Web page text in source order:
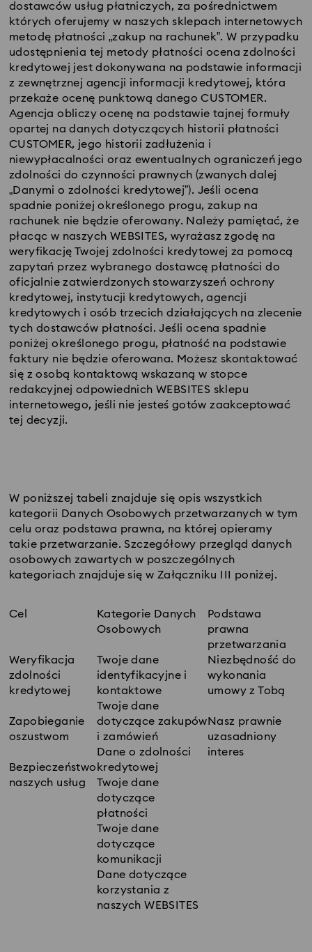
dostawców usług płatniczych, za pośrednictwem
których oferujemy w naszych sklepach internetowych
metodę płatności „zakup na rachunek”. W przypadku
udostępnienia tej metody płatności ocena zdolności
kredytowej jest dokonywana na podstawie informacji
z zewnętrznej agencji informacji kredytowej, która
przekaże ocenę punktową danego CUSTOMER.
Agencja obliczy ocenę na podstawie tajnej formuły
opartej na danych dotyczących historii płatności
CUSTOMER, jego historii zadłużenia i
niewypłacalności oraz ewentualnych ograniczeń jego
zdolności do czynności prawnych (zwanych dalej
„Danymi o zdolności kredytowej”). Jeśli ocena
spadnie poniżej określonego progu, zakup na
rachunek nie będzie oferowany. Należy pamiętać, że
płacąc w naszych WEBSITES, wyrażasz zgodę na
weryfikację Twojej zdolności kredytowej za pomocą
zapytań przez wybranego dostawcę płatności do
oficjalnie zatwierdzonych stowarzyszeń ochrony
kredytowej, instytucji kredytowych, agencji
kredytowych i osób trzecich działających na zlecenie
tych dostawców płatności. Jeśli ocena spadnie
poniżej określonego progu, płatność na podstawie
faktury nie będzie oferowana. Możesz skontaktować
się z osobą kontaktową wskazaną w stopce
redakcyjnej odpowiednich WEBSITES sklepu
internetowego, jeśli nie jesteś gotów zaakceptować
tej decyzji.
W poniższej tabeli znajduje się opis wszystkich
kategorii Danych Osobowych przetwarzanych w tym
celu oraz podstawa prawna, na której opieramy
takie przetwarzanie. Szczegółowy przegląd danych
osobowych zawartych w poszczególnych
kategoriach znajduje się w Załączniku III poniżej.
Cel
Kategorie Danych
Osobowych
Podstawa
prawna
przetwarzania
Weryfikacja
zdolności
kredytowej
Zapobieganie
oszustwom
Bezpieczeństwo
naszych usług
Twoje dane
identyfikacyjne i
kontaktowe
Twoje dane
dotyczące zakupów
i zamówień
Dane o zdolności
kredytowej
Twoje dane
dotyczące
płatności
Twoje dane
dotyczące
komunikacji
Dane dotyczące
korzystania z
naszych WEBSITES
Niezbędność do
wykonania
umowy z Tobą
Nasz prawnie
uzasadniony
interes